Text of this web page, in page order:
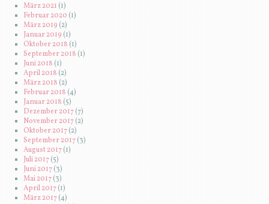
März 2021 (1)
Februar 2020 (1)
März 2019 (2)
Januar 2019 (1)
Oktober 2018(1)
September 2018 (1)
Juni 2018 (1)
April 2018(2)
März 2018 (2)
Februar 2018 (4)
Januar 2018 (5)
Dezember 2017(7)
November 2017(2)
Oktober 2017(2)
September 2017(3)
August 2017(1)
Juli 2017(5)
Juni 2017(3)
Mai 2017(3)
April 2017(1)
März 2017(4)